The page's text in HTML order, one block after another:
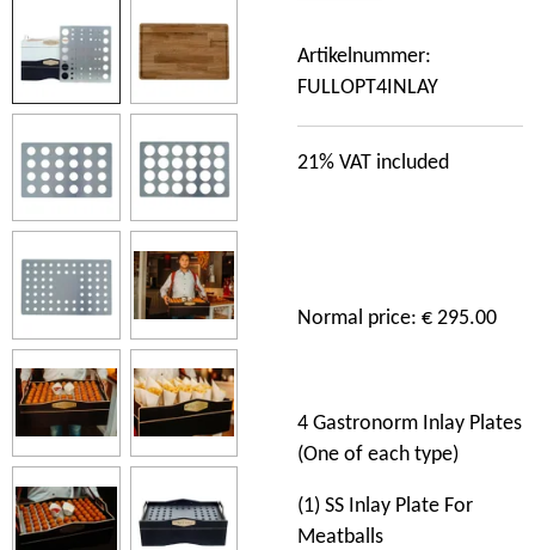
Artikelnummer:
FULLOPT4INLAY
21% VAT included
Normal price: € 295.00
4 Gastronorm Inlay Plates
(One of each type)
(1) SS Inlay Plate For
Meatballs